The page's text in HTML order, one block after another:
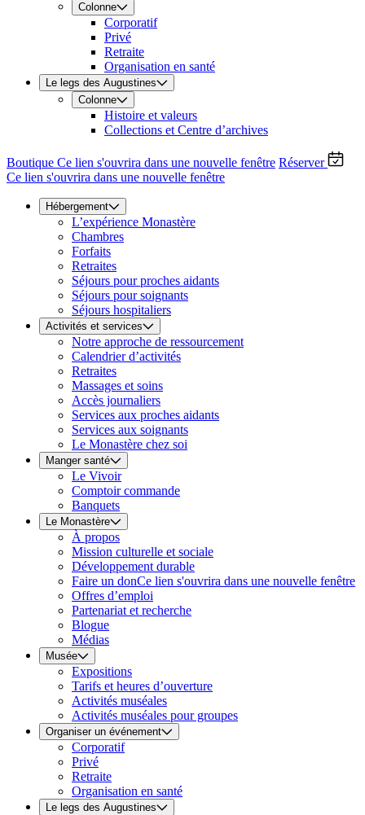
Colonne
Corporatif
Privé
Retraite
Organisation en santé
Le legs des Augustines
Colonne
Histoire et valeurs
Collections et Centre d’archives
Boutique Ce lien s'ouvrira dans une nouvelle fenêtre Réserver
Ce lien s'ouvrira dans une nouvelle fenêtre
Hébergement
L’expérience Monastère
Chambres
Forfaits
Retraites
Séjours pour proches aidants
Séjours pour soignants
Séjours hospitaliers
Activités et services
Notre approche de ressourcement
Calendrier d’activités
Retraites
Massages et soins
Accès journaliers
Services aux proches aidants
Services aux soignants
Le Monastère chez soi
Manger santé
Le Vivoir
Comptoir commande
Banquets
Le Monastère
À propos
Mission culturelle et sociale
Développement durable
Faire un donCe lien s'ouvrira dans une nouvelle fenêtre
Offres d’emploi
Partenariat et recherche
Blogue
Médias
Musée
Expositions
Tarifs et heures d’ouverture
Activités muséales
Activités muséales pour groupes
Organiser un événement
Corporatif
Privé
Retraite
Organisation en santé
Le legs des Augustines